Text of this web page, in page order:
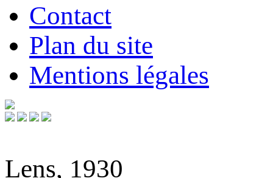
Contact
Plan du site
Mentions légales
Lens, 1930